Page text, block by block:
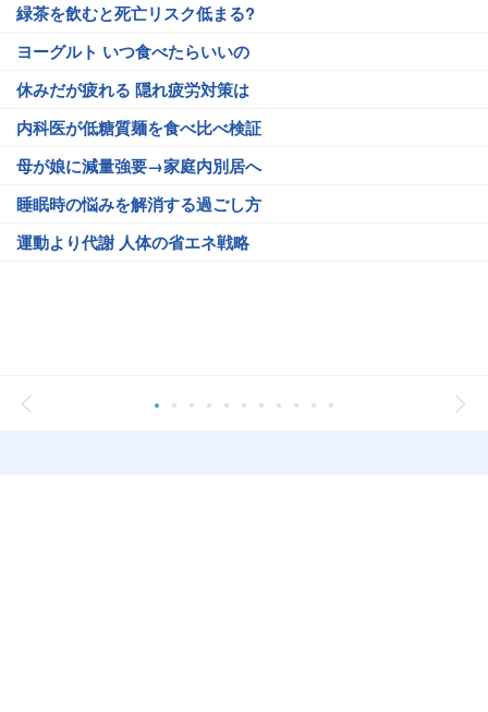
緑茶を飲むと死亡リスク低まる?
ヨーグルト いつ食べたらいいの
休みだが疲れる 隠れ疲労対策は
内科医が低糖質麺を食べ比べ検証
母が娘に減量強要→家庭内別居へ
睡眠時の悩みを解消する過ごし方
運動より代謝 人体の省エネ戦略